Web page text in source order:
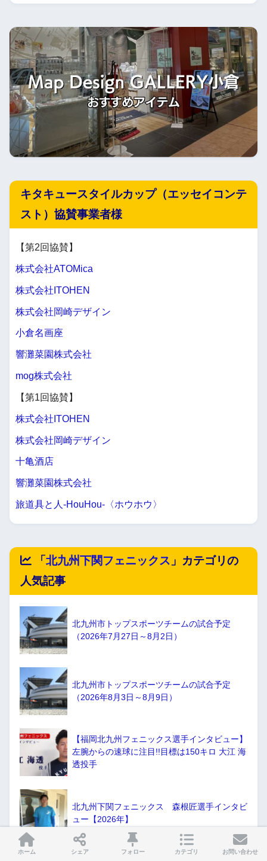
キタキュースタイルカップ（エッセイコンテ
スト）協賛事業者様
【第2回協賛】
株式会社ATOMica
株式会社ITOHEN
株式会社岡崎デザイン
小倉名画座
響灘菜園株式会社
mog株式会社
【第1回協賛】
株式会社ITOHEN
株式会社岡崎デザイン
十亀酒店
響灘菜園株式会社
旅道具と人-HouHou-〈ホウホウ〉
「 北九州下関フェニックス 」カテゴリの
人気記事
北九州市トップスポーツチームの試合予定
（2026年7月27日～8月2日）
北九州市トップスポーツチームの試合予定
（2026年8月3日～8月9日）
【福岡北九州フェニックス選手インタビュー】
左腕からの速球に注目!!目標は150キロ 大江 海
透投手
北九州下関フェニックス 森根匠選手インタビ
ュー【2026年】
ホーム シェア フォロー カテゴリ お問い合わせ